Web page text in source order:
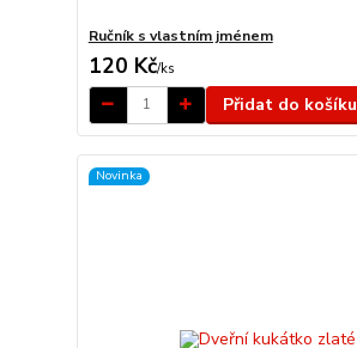
Ručník s vlastním jménem
120 Kč/ks
Přidat do košíku
Novinka